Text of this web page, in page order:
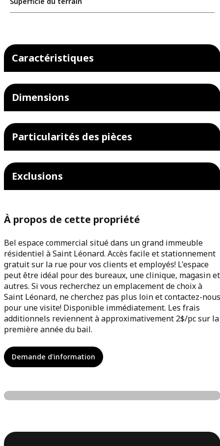
Caractéristiques
Dimensions
Particularités des pièces
Exclusions
À propos de cette propriété
Bel espace commercial situé dans un grand immeuble
résidentiel à Saint Léonard. Accès facile et stationnement
gratuit sur la rue pour vos clients et employés! L'espace
peut être idéal pour des bureaux, une clinique, magasin et
autres. Si vous recherchez un emplacement de choix à
Saint Léonard, ne cherchez pas plus loin et contactez-nous
pour une visite! Disponible immédiatement. Les frais
additionnels reviennent à approximativement 2$/pc sur la
première année du bail.
Demande d'information